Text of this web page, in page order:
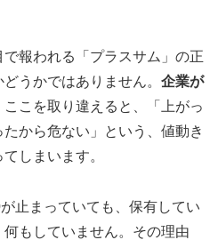
報われる「プラスサム」の正
うかではありません。 企業が
ここを取り違えると、「上がっ
から危ない」という、値動き
しまいます。
止まっていても、保有してい
もしていません。その理由